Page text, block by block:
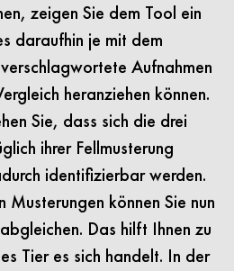
zeigen Sie dem Tool ein
daraufhin je mit dem
Aufnahmen
heranziehen können.
Sie, dass sich die drei
ihrer Fellmusterung
identifizierbar werden.
Musterungen können Sie nun
Das hilft Ihnen zu
Tier es sich handelt. In der